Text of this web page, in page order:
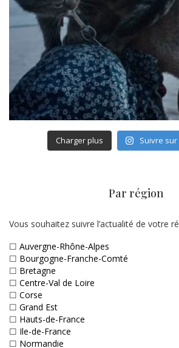
Charger plus Suivre
Par région
Vous souhaitez suivre l’actualité de votre
☐ Auvergne-Rhône-Alpes
☐ Bourgogne-Franche-Comté
☐ Bretagne
☐ Centre-Val de Loire
☐ Corse
☐ Grand Est
☐ Hauts-de-France
☐ Ile-de-France
☐ Normandie